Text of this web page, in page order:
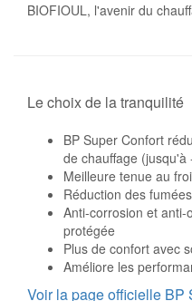
BIOFIOUL, l'avenir du
Le choix de la tranquilité
BP Super Confort
de chauffage (jusqu'à
Meilleure tenue au
Réduction des
Anti-corrosion et anti-
protégée
Plus de confort avec
Améliore les
Voir la page officielle BP